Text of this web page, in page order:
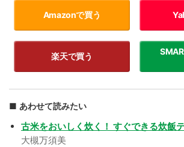
Amazonで買う
楽天で買う
あわせて読みたい
古米をおいしく炊く！ すぐできる炊飯
大槻万須美